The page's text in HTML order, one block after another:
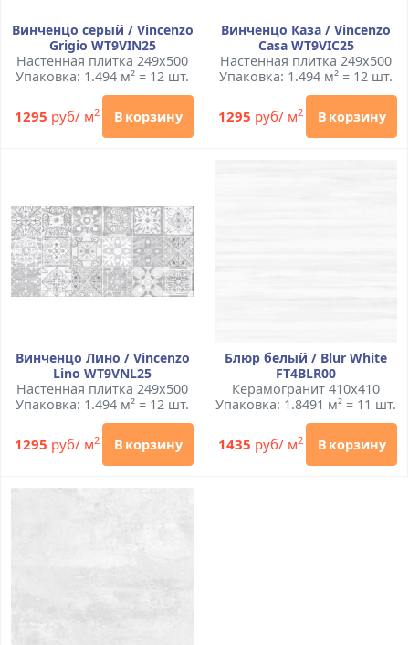
Винченцо серый / Vincenzo
Grigio WT9VIN25
Настенная плитка 249x500
Упаковка: 1.494 м² = 12 шт.
1295 руб/ м2 В корзину
Винченцо Каза / Vincenzo
Casa WT9VIC25
Настенная плитка 249x500
Упаковка: 1.494 м² = 12 шт.
1295 руб/ м2 В корзину
Винченцо Лино / Vincenzo
Lino WT9VNL25
Настенная плитка 249x500
Упаковка: 1.494 м² = 12 шт.
1295 руб/ м2 В корзину
Блюр белый / Blur White
FT4BLR00
Керамогранит 410x410
Упаковка: 1.8491 м² = 11 шт.
1435 руб/ м2 В корзину